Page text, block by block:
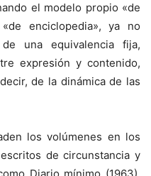
el modelo propio «de
enciclopedia», ya no
una equivalencia fija,
expresión y contenido,
de la dinámica de las
los volúmenes en los
de circunstancia y